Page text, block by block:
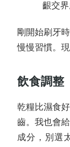
齦交
剛開始刷牙
慢慢習慣。
飲食調整
乾糧比濕食
齒。我也會
成分，別選